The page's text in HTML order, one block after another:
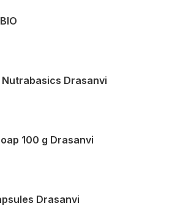
Drasanvi
100 g Drasanvi
Drasanvi